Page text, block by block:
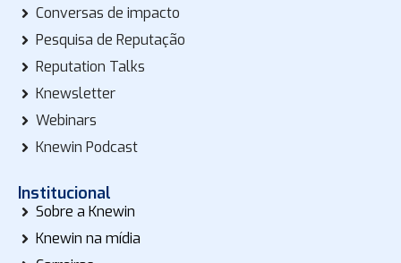
Conversas de impacto
Pesquisa de Reputação
Reputation Talks
Knewsletter
Webinars
Knewin Podcast
Institucional
Sobre a Knewin
Knewin na mídia